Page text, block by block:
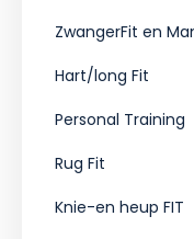
ZwangerFit en
Hart/long Fit
Personal Training
Rug Fit
Knie-en heup FIT